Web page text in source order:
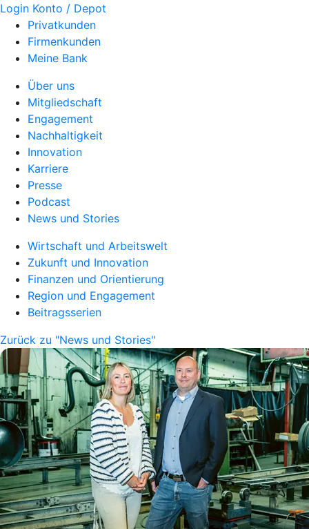
Login Konto / Depot
Privatkunden
Firmenkunden
Meine Bank
Über uns
Mitgliedschaft
Engagement
Nachhaltigkeit
Innovation
Karriere
Presse
Podcast
News und Stories
Wirtschaft und Arbeitswelt
Zukunft und Innovation
Finanzen und Orientierung
Region und Engagement
Beitragsserien
Zurück zu "News und Stories"